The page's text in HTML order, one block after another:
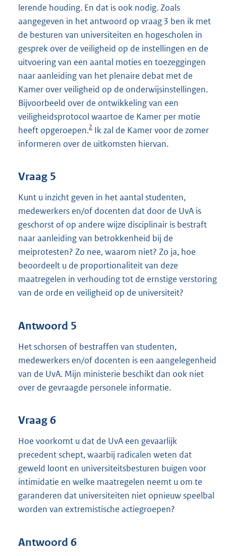
lerende houding. En dat is ook nodig. Zoals
aangegeven in het antwoord op vraag 3 ben ik met
de besturen van universiteiten en hogescholen in
gesprek over de veiligheid op de instellingen en de
uitvoering van een aantal moties en toezeggingen
naar aanleiding van het plenaire debat met de
Kamer over veiligheid op de onderwijsinstellingen.
Bijvoorbeeld over de ontwikkeling van een
veiligheidsprotocol waartoe de Kamer per motie
heeft opgeroepen.2 Ik zal de Kamer voor de zomer
informeren over de uitkomsten hiervan.
Vraag 5
Kunt u inzicht geven in het aantal studenten,
medewerkers en/of docenten dat door de UvA is
geschorst of op andere wijze disciplinair is bestraft
naar aanleiding van betrokkenheid bij de
meiprotesten? Zo nee, waarom niet? Zo ja, hoe
beoordeelt u de proportionaliteit van deze
maatregelen in verhouding tot de ernstige verstoring
van de orde en veiligheid op de universiteit?
Antwoord 5
Het schorsen of bestraffen van studenten,
medewerkers en/of docenten is een aangelegenheid
van de UvA. Mijn ministerie beschikt dan ook niet
over de gevraagde personele informatie.
Vraag 6
Hoe voorkomt u dat de UvA een gevaarlijk
precedent schept, waarbij radicalen weten dat
geweld loont en universiteitsbesturen buigen voor
intimidatie en welke maatregelen neemt u om te
garanderen dat universiteiten niet opnieuw speelbal
worden van extremistische actiegroepen?
Antwoord 6